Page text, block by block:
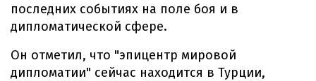
последних событиях на поле боя и в
дипломатической сфере.
Он отметил, что "эпицентр мировой
дипломатии" сейчас находится в Турции,